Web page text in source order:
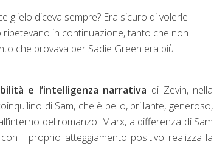
glielo diceva sempre? Era sicuro di volerle
in continuazione, tanto che non
che provava per Sadie Green era più
e l’intelligenza narrativa di Zevin, nella
di Sam, che è bello, brillante, generoso,
del romanzo. Marx, a differenza di Sam
il proprio atteggiamento positivo realizza la